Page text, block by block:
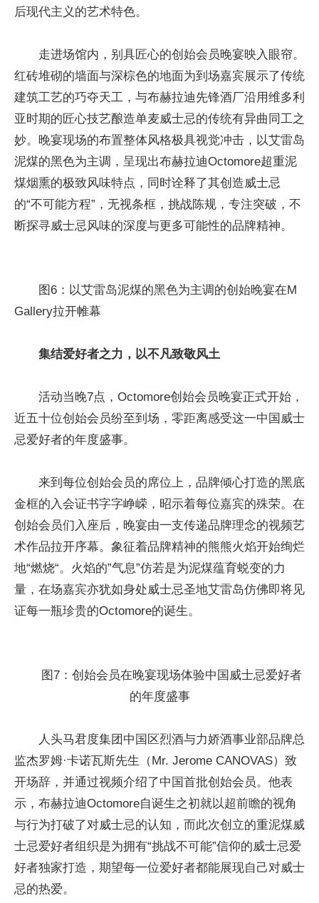
后现代主义的艺术特色。
走进场馆内，别具匠心的创始会员晚宴映入眼帘。
红砖堆砌的墙面与深棕色的地面为到场嘉宾展示了传统
建筑工艺的巧夺天工，与布赫拉迪先锋酒厂沿用维多利
亚时期的匠心技艺酿造单麦威士忌的传统有异曲同工之
妙。晚宴现场的布置整体风格极具视觉冲击，以艾雷岛
泥煤的黑色为主调，呈现出布赫拉迪Octomore超重泥
煤烟熏的极致风味特点，同时诠释了其创造威士忌
的“不可能方程”，无视条框，挑战陈规，专注突破，不
断探寻威士忌风味的深度与更多可能性的品牌精神。
图6：以艾雷岛泥煤的黑色为主调的创始晚宴在M
Gallery拉开帷幕
集结爱好者之力，以不凡致敬风土
活动当晚7点，Octomore创始会员晚宴正式开始，
近五十位创始会员纷至到场，零距离感受这一中国威士
忌爱好者的年度盛事。
来到每位创始会员的席位上，品牌倾心打造的黑底
金框的入会证书字字峥嵘，昭示着每位嘉宾的殊荣。在
创始会员们入座后，晚宴由一支传递品牌理念的视频艺
术作品拉开序幕。象征着品牌精神的熊熊火焰开始绚烂
地“燃烧“。火焰的”气息”仿若是为泥煤蕴育蜕变的力
量，在场嘉宾亦犹如身处威士忌圣地艾雷岛仿佛即将见
证每一瓶珍贵的Octomore的诞生。
图7：创始会员在晚宴现场体验中国威士忌爱好者
的年度盛事
人头马君度集团中国区烈酒与力娇酒事业部品牌总
监杰罗姆·卡诺瓦斯先生（Mr. Jerome CANOVAS）致
开场辞，并通过视频介绍了中国首批创始会员。他表
示，布赫拉迪Octomore自诞生之初就以超前瞻的视角
与行为打破了对威士忌的认知，而此次创立的重泥煤威
士忌爱好者组织是为拥有“挑战不可能”信仰的威士忌爱
好者独家打造，期望每一位爱好者都能展现自己对威士
忌的热爱。